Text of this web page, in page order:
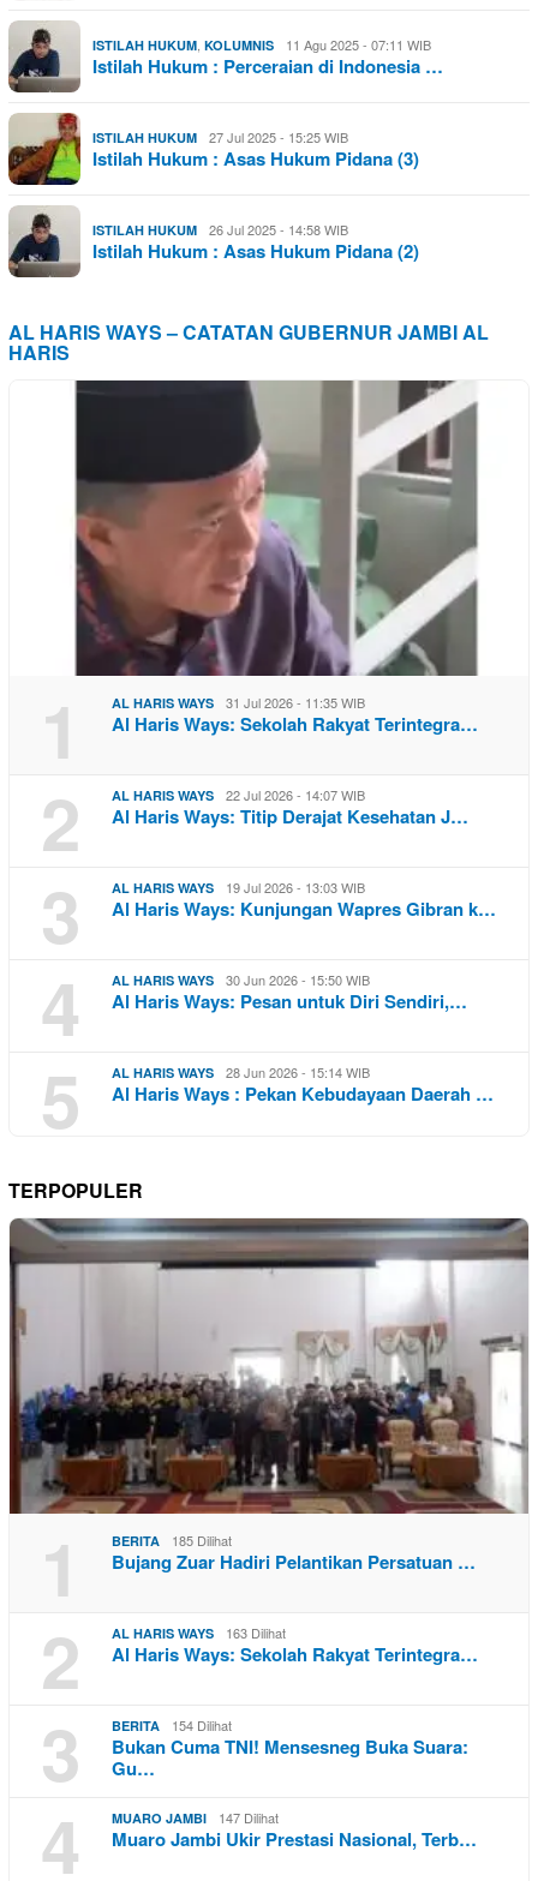
ISTILAH HUKUM, KOLUMNIS 11 Agu 2025 - 07:11 WIB
Istilah Hukum : Perceraian di Indonesia …
ISTILAH HUKUM 27 Jul 2025 - 15:25 WIB
Istilah Hukum : Asas Hukum Pidana (3)
ISTILAH HUKUM 26 Jul 2025 - 14:58 WIB
Istilah Hukum : Asas Hukum Pidana (2)
AL HARIS WAYS – CATATAN GUBERNUR JAMBI AL
HARIS
1 AL HARIS WAYS 31 Jul 2026 - 11:35 WIB
Al Haris Ways: Sekolah Rakyat Terintegra…
2 AL HARIS WAYS 22 Jul 2026 - 14:07 WIB
Al Haris Ways: Titip Derajat Kesehatan J…
3 AL HARIS WAYS 19 Jul 2026 - 13:03 WIB
Al Haris Ways: Kunjungan Wapres Gibran k…
4 AL HARIS WAYS 30 Jun 2026 - 15:50 WIB
Al Haris Ways: Pesan untuk Diri Sendiri,…
5 AL HARIS WAYS 28 Jun 2026 - 15:14 WIB
Al Haris Ways : Pekan Kebudayaan Daerah …
TERPOPULER
1 BERITA 185 Dilihat
Bujang Zuar Hadiri Pelantikan Persatuan …
2 AL HARIS WAYS 163 Dilihat
Al Haris Ways: Sekolah Rakyat Terintegra…
3 BERITA 154 Dilihat
Bukan Cuma TNI! Mensesneg Buka Suara:
Gu…
4 MUARO JAMBI 147 Dilihat
Muaro Jambi Ukir Prestasi Nasional, Terb…